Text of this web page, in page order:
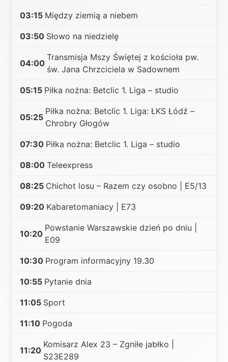
03:15 Między ziemią a niebem
03:50 Słowo na niedzielę
04:00
Transmisja Mszy Świętej z kościoła pw.
św. Jana Chrzciciela w Sadownem
05:15 Piłka nożna: Betclic 1. Liga – studio
05:25
Piłka nożna: Betclic 1. Liga: ŁKS Łódź –
Chrobry Głogów
07:30 Piłka nożna: Betclic 1. Liga – studio
08:00 Teleexpress
08:25 Chichot losu – Razem czy osobno | E5/13
09:20 Kabaretomaniacy | E73
10:20
Powstanie Warszawskie dzień po dniu |
E09
10:30 Program informacyjny 19.30
10:55 Pytanie dnia
11:05 Sport
11:10 Pogoda
11:20
Komisarz Alex 23 – Zgniłe jabłko |
S23E289